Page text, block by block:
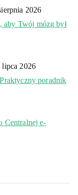
2026
Twój mózg był
lipca 2026
poradnik
Centralnej e-